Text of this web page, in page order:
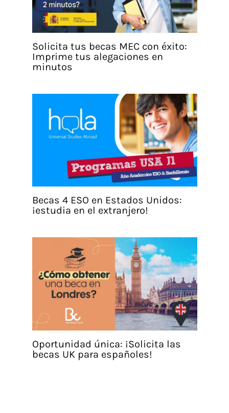
Solicita tus becas MEC con éxito:
Imprime tus alegaciones en
minutos
Becas 4 ESO en Estados Unidos:
¡estudia en el extranjero!
Oportunidad única: ¡Solicita las
becas UK para españoles!